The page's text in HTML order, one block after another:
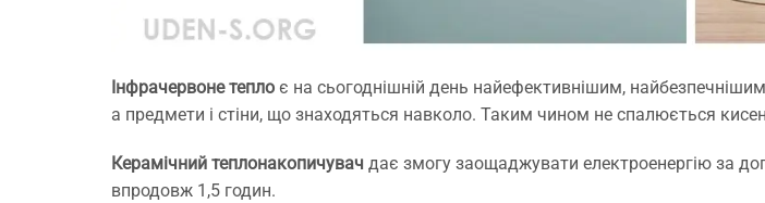
Інфрачервоне тепло є на сьогоднішній день найефективнішим,
а предмети і стіни, що знаходяться навколо. Таким чином не спалюється
Керамічний теплонакопичувач дає змогу заощаджувати електроенергію за
впродовж 1,5 годин.